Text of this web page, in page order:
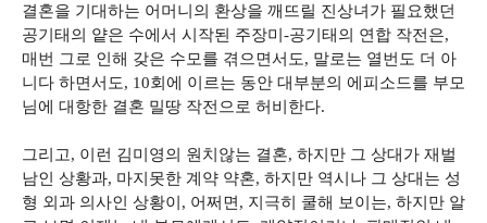
결혼을 기대하는 어머니의 환상을 깨뜨릴 진상녀가 필요했던
공기태의 얕은 수에서 시작된 주장미-공기태의 연합 작전은,
매번 그로 인해 갖은 수모를 겪으면서도, 말로는 열번도 더 아
니다 하면서도, 10회에 이르는 동안 대부분의 에피소드를 부모
님에 대항한 결혼 밀땅 작전으로 허비한다.
그리고, 이런 김미영의 원치않는 결혼, 하지만 그 상대가 재벌
남인 상황과, 마지못한 계약 약혼, 하지만 역시나 그 상대는 성
형 외과 의사인 상황이, 어쩌면, 지극히 쿨해 보이는, 하지만 알